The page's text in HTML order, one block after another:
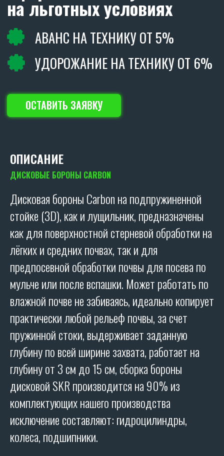
ОПИСАНИЕ
ДИСКОВЫЕ БОРОНЫ CARBON
Дисковая бороны Carbon на подпружиненной
стойке (3D), как и лущильник, предназначены
как для поверхностной стерневой обработки на
лёгких и средних почвах, так и для
предпосевной обработки почвы для посева по
мульче или после вспашки. Может работать по
влажной почве не забиваясь, идеально копирует
практически любой рельеф почвы, за счет
пружинной стоки, выдерживает заданную
глубину по всей ширине захвата, работает на
глубину от 3 см до 15 см, сборка бороны
дисковой SKR производится на 90% из
комплектующих нашего производства
исключение составляют: гидроцилиндры,
колеса, подшипники.
Отгружаем технику по всей
РОССИИ
ОСТАВИТЬ ЗАЯВКУ
ООО «СКР Агро»
ИНН: 2635257813
ОГРН: 1232600008266
ООО "СКР АГРО"
ПРОИЗВОДСТВОSKR
8 (903) 44-66-9-77
КОНТАКТЫ
skr-agro@yandex.ru
Режим работы:
Ежедневно (Пн-Пт) с 08:30 до 17:30
Без перерывов
Адрес производства:
347706, Ростовская обл., Кагальницкий
район, ст. Кировская, ул. Московская 118.
Реквизиты:
ХОЧУ СТАТЬ ДИЛЕРОМ
Благодарим Вас за интерес, проявленный к
дилерам производственной компании «SKR»!